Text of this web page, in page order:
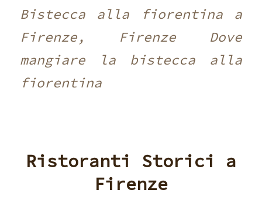
Bistecca alla fiorentina a
Firenze, Firenze Dove
mangiare la bistecca alla
fiorentina
Ristoranti Storici a
Firenze